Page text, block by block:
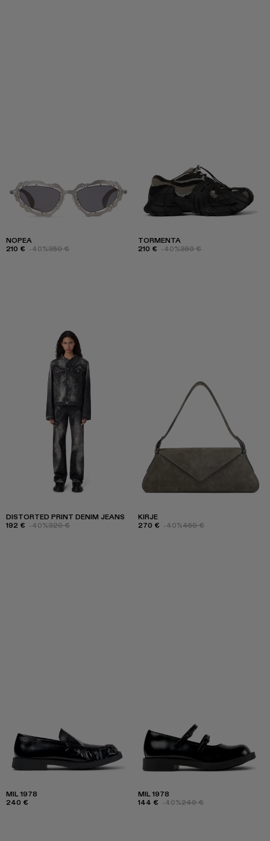
NOPEA
210 € -40%350 €
TORMENTA
210 € -40%350 €
DISTORTED PRINT DENIM JEANS
192 € -40%320 €
KIRJE
270 € -40%450 €
MIL 1978
240 €
MIL 1978
144 € -40%240 €